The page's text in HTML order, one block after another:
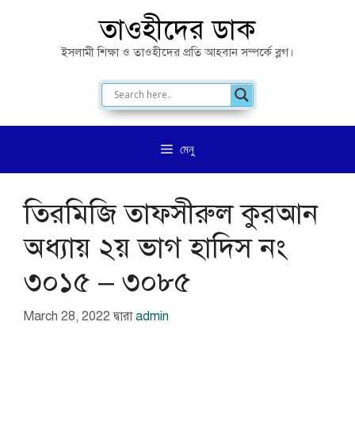
তাওহীদের ডাক
ইসলামী শিক্ষা ও তাওহীদের প্রতি আহবান সম্পর্কে ব্লগ।
মেনু
তিরমিজি তাফসীরুল কুরআন
অধ্যায় ২য় ভাগ হাদিস নং
৩০১৫ – ৩০৮৫
March 28, 2022 দ্বারাadmin